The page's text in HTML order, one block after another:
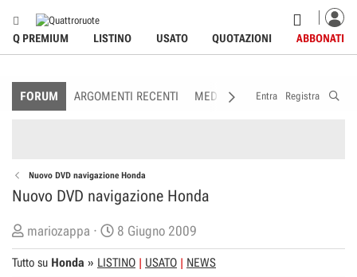
Q PREMIUM LISTINO USATO QUOTAZIONI ABBONATI
FORUM ARGOMENTI RECENTI MEDIA MEMBRI
Entra Registra
Nuovo DVD navigazione Honda
Nuovo DVD navigazione Honda
C
r
e
mariozappa
D
a
t
8 Giugno 2009
Tutto su Honda » LISTINO USATO NEWS